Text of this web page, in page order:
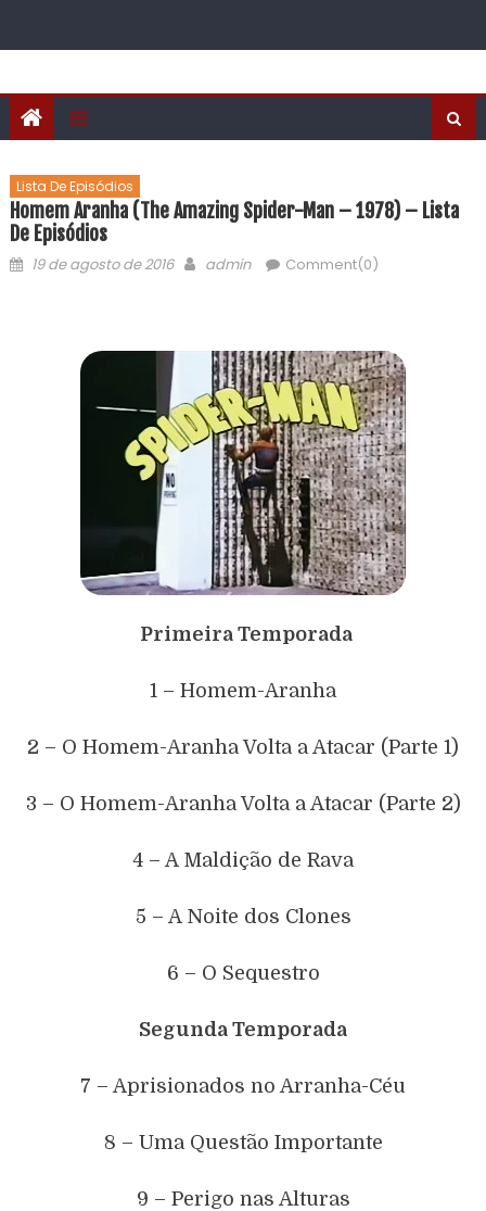
Lista De Episódios
Homem Aranha (The Amazing Spider-Man – 1978) – Lista
De Episódios
19 de agosto de 2016 admin Comment(0)
Primeira Temporada
1 – Homem-Aranha
2 – O Homem-Aranha Volta a Atacar (Parte 1)
3 – O Homem-Aranha Volta a Atacar (Parte 2)
4 – A Maldição de Rava
5 – A Noite dos Clones
6 – O Sequestro
Segunda Temporada
7 – Aprisionados no Arranha-Céu
8 – Uma Questão Importante
9 – Perigo nas Alturas